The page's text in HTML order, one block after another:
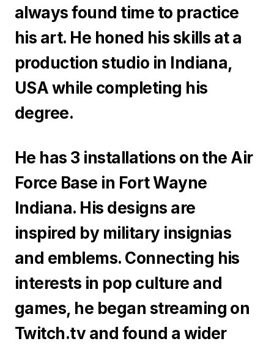
always found time to practice
his art. He honed his skills at a
production studio in Indiana,
USA while completing his
degree.
He has 3 installations on the Air
Force Base in Fort Wayne
Indiana. His designs are
inspired by military insignias
and emblems. Connecting his
interests in pop culture and
games, he began streaming on
Twitch.tv and found a wider